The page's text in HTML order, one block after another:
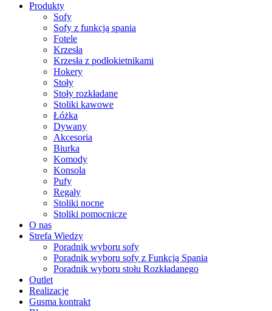
Produkty
Sofy
Sofy z funkcją spania
Fotele
Krzesła
Krzesła z podłokietnikami
Hokery
Stoły
Stoły rozkładane
Stoliki kawowe
Łóżka
Dywany
Akcesoria
Biurka
Komody
Konsola
Pufy
Regały
Stoliki nocne
Stoliki pomocnicze
O nas
Strefa Wiedzy
Poradnik wyboru sofy
Poradnik wyboru sofy z Funkcją Spania
Poradnik wyboru stołu Rozkładanego
Outlet
Realizacje
Gusma kontrakt